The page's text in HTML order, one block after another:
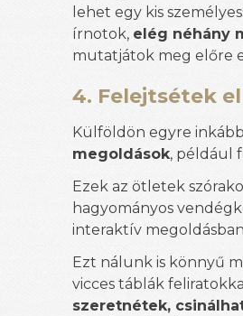
lehet egy kis
írnotok, elég néhány
mutatjátok meg előre
4. Felejtsétek
Külföldön egyre inkább
megoldások, például
Ezek az ötletek
hagyományos
interaktív
Ezt nálunk is könnyű
vicces táblák
szeretnétek,